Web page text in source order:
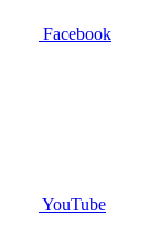
Facebook
YouTube